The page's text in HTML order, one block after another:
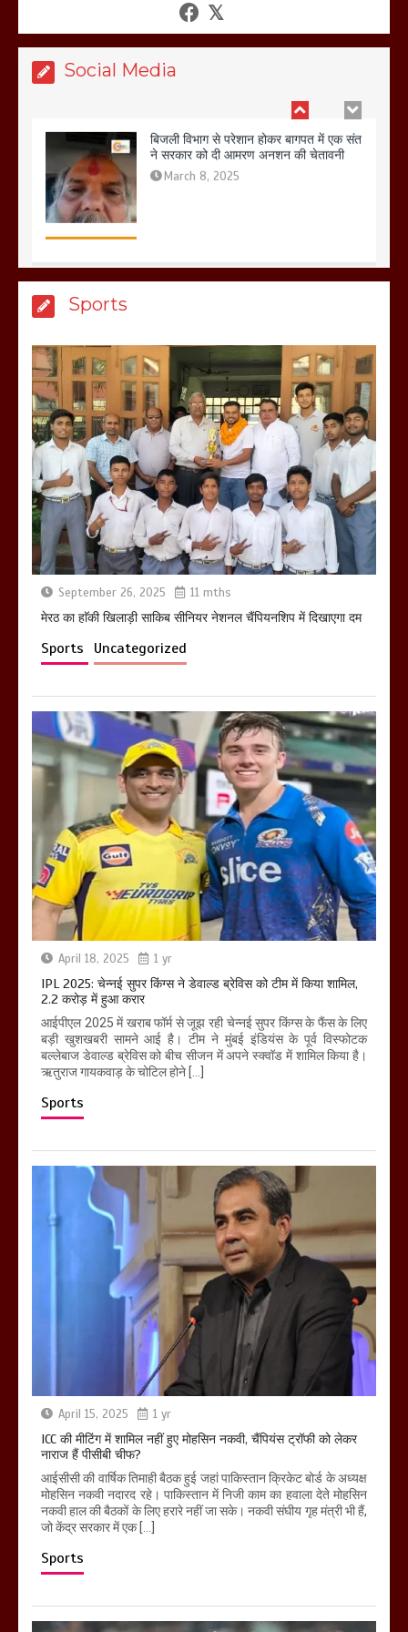
Social Media
शफीकुर्रहमान रहमान ने
बिजली विभाग से परेशान होकर बागपत में एक संत
ने सरकार को दी आमरण अनशन की चेतावनी
March 8, 2025
होलिका रखने पर लात मार कर होलिका को किया
तहस नहस,मोहल्ले वालों के साथ की गई गाली
गलोच ,कहा अगर रखी गई होली तो होगा खून
खराबा,
March 11, 2025
Sports
September 26, 2025 11 mths
मेरठ का हाॅकी खिलाड़ी साकिब सीनियर नेशनल चैंपियनशिप में दिखाएगा दम
Sports Uncategorized
April 18, 2025 1 yr
IPL 2025: चेन्नई सुपर किंग्स ने डेवाल्ड ब्रेविस को टीम में किया शामिल,
2.2 करोड़ में हुआ करार
आईपीएल 2025 में खराब फॉर्म से जूझ रही चेन्नई सुपर किंग्स के फैंस के लिए
बड़ी खुशखबरी सामने आई है। टीम ने मुंबई इंडियंस के पूर्व विस्फोटक
बल्लेबाज डेवाल्ड ब्रेविस को बीच सीजन में अपने स्क्वॉड में शामिल किया है।
ऋतुराज गायकवाड़ के चोटिल होने […]
Sports
April 15, 2025 1 yr
ICC की मीटिंग में शामिल नहीं हुए मोहसिन नकवी, चैंपियंस ट्रॉफी को लेकर
नाराज हैं पीसीबी चीफ?
आईसीसी की वार्षिक तिमाही बैठक हुई जहां पाकिस्तान क्रिकेट बोर्ड के अध्यक्ष
मोहसिन नकवी नदारद रहे। पाकिस्तान में निजी काम का हवाला देते मोहसिन
नकवी हाल की बैठकों के लिए हरारे नहीं जा सके। नकवी संघीय गृह मंत्री भी हैं,
जो केंद्र सरकार में एक […]
Sports